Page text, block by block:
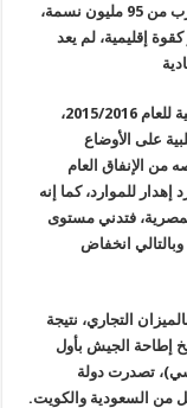
ضرورة لابد منها، لمواجهة تحديات تعداد سكاني يقترب من 95 مليون نسمة،
إقليمية، لم يعد
إن تراجع مستويات التعليم بمصر في مؤشر التنافسية للعام 2015/2016،
على الأوضاع
من الإنفاق العام
جنيه، هو مجرد إهدار للموارد، كما إنه
فتدني مستوى
انخفاض
التجاري، نتيجة
التنموي لمصر، ومنذ يوليو 2013 (تاريخ إطاحة الجيش بأول
تصدرت دولة
من السعودية والكويت.